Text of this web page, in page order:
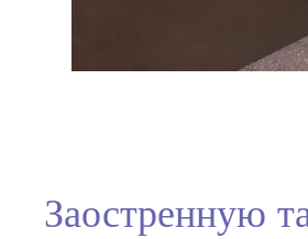
Заостренную